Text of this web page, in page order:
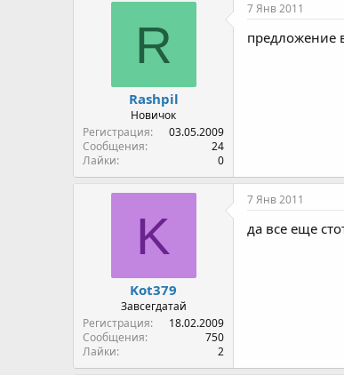
R
Rashpil
Новичок
Регистрация
03.05.2009
Сообщения
24
Лайки
0
7 Янв 2011
предложение
K
Kot379
Завсегдатай
Регистрация
18.02.2009
Сообщения
750
Лайки
2
7 Янв 2011
да все еще